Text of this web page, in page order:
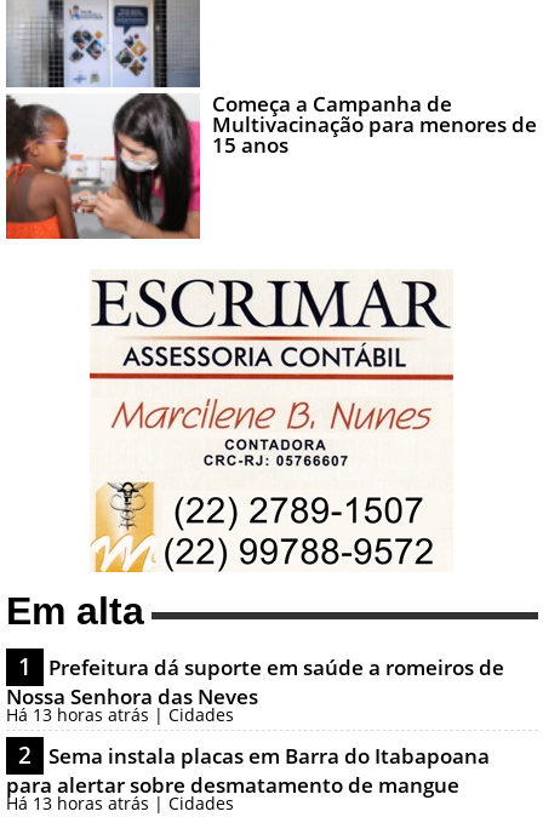
Começa a Campanha de
Multivacinação para menores de
15 anos
Em alta
1
Prefeitura dá suporte em saúde a romeiros de
Nossa Senhora das Neves
Há 13 horas atrás | Cidades
2
Sema instala placas em Barra do Itabapoana
para alertar sobre desmatamento de mangue
Há 13 horas atrás | Cidades